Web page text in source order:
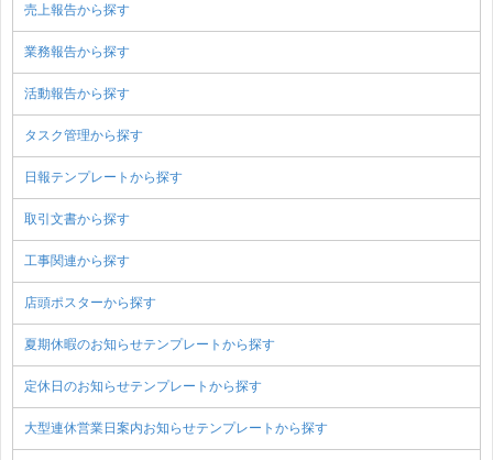
売上報告から探す
業務報告から探す
活動報告から探す
タスク管理から探す
日報テンプレートから探す
取引文書から探す
工事関連から探す
店頭ポスターから探す
夏期休暇のお知らせテンプレートから探す
定休日のお知らせテンプレートから探す
大型連休営業日案内お知らせテンプレートから探す